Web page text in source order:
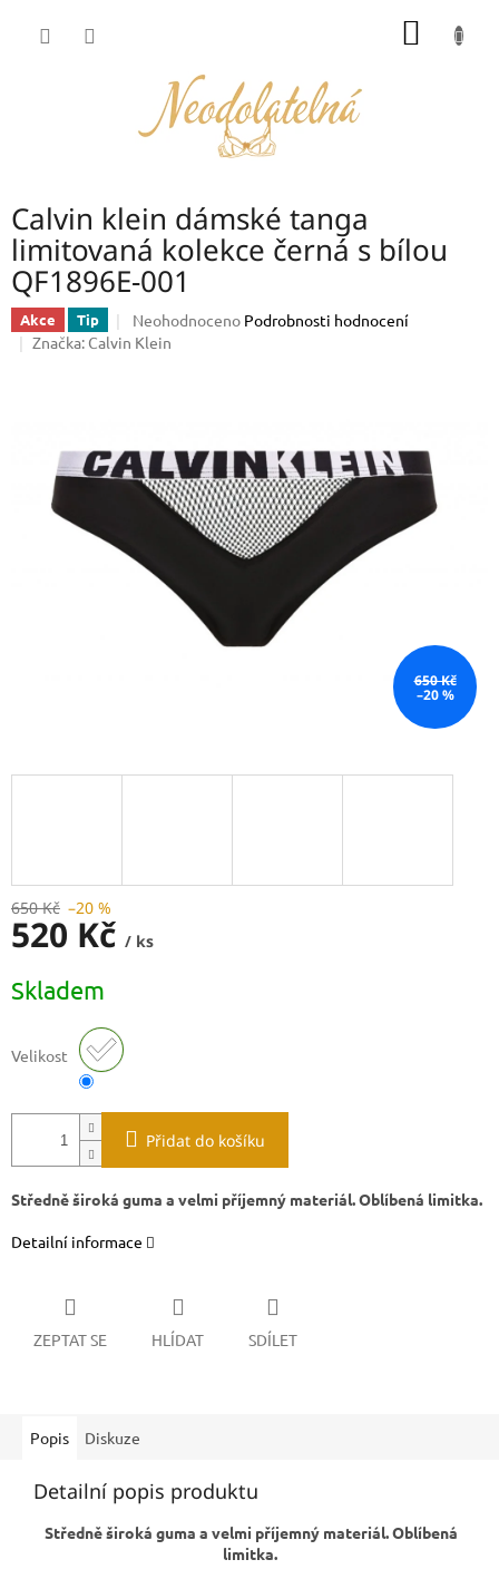
Calvin klein dámské tanga
limitovaná kolekce černá s bílou
QF1896E-001
Akce Tip
Průměrné
hodnocení
5
hvězdiček.
Neohodnoceno Podrobnosti hodnocení
Značka: Calvin Klein
650 Kč
–20 %
650 Kč –20 %
520 Kč / ks
cena:
Skladem
Velikost
Přidat do košíku
Středně široká guma a velmi příjemný materiál. Oblíbená limitka.
Detailní informace
ZEPTAT SE HLÍDAT SDÍLET
Popis Diskuze
Detailní popis produktu
Středně široká guma a velmi příjemný materiál. Oblíbená
limitka.